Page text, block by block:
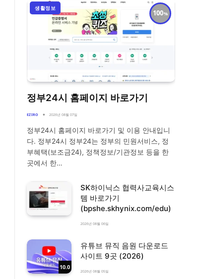
100
생활정보
정부24시 홈페이지 바로가기
EZIRO 2026년 08월 07일
정부24시 홈페이지 바로가기 및 이용 안내입니
다. 정부24시 정부24는 정부의 민원서비스, 정
부혜택(보조금24), 정책정보/기관정보 등을 한
곳에서 한…
SK하이닉스 협력사교육시스
템 바로가기
(bpshe.skhynix.com/edu)
2026년 08월 06일
10.0
유튜브 뮤직 음원 다운로드
사이트 9곳 (2026)
2026년 08월 05일